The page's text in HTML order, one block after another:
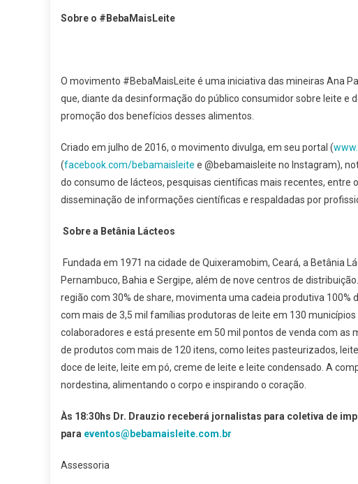
Sobre o #BebaMaisLeite
O movimento #BebaMaisLeite é uma iniciativa das mineiras Ana
que, diante da desinformação do público consumidor sobre leite
promoção dos benefícios desses alimentos.
Criado em julho de 2016, o movimento divulga, em seu portal (
(facebook.com/bebamaisleite e @bebamaisleite no Instagram),
do consumo de lácteos, pesquisas científicas mais recentes,
disseminação de informações científicas e respaldadas por
Sobre a Betânia Lácteos
Fundada em 1971 na cidade de Quixeramobim, Ceará, a Betânia
Pernambuco, Bahia e Sergipe, além de nove centros de
região com 30% de share, movimenta uma cadeia produtiva 100%
com mais de 3,5 mil famílias produtoras de leite em 130
colaboradores e está presente em 50 mil pontos de venda com as
de produtos com mais de 120 itens, como leites pasteurizados,
doce de leite, leite em pó, creme de leite e leite condensado. A
nordestina, alimentando o corpo e inspirando o coração.
Às 18:30hs Dr. Drauzio receberá jornalistas para coletiva de
para eventos@bebamaisleite.com.br
Assessoria